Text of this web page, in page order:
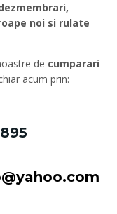
noi si rulate
de cumparari
acum prin: